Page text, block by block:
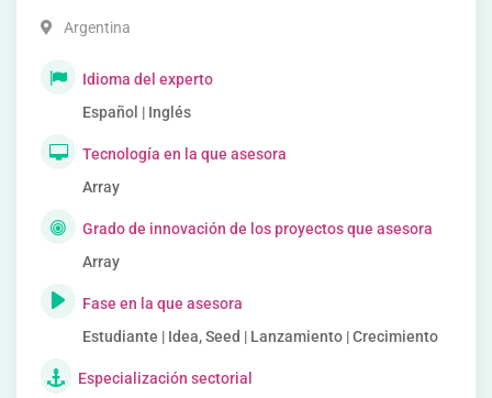
Argentina
Idioma del experto
Español | Inglés
Tecnología en la que asesora
Array
Grado de innovación de los proyectos que asesora
Array
Fase en la que asesora
Estudiante | Idea, Seed | Lanzamiento | Crecimiento
Especialización sectorial